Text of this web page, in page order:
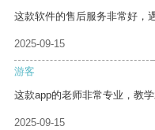
这款软件的售后服务非常好，
2025-09-15
游客
这款app的老师非常专业，教
2025-09-15